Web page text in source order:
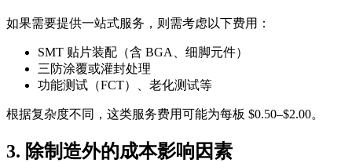
如果需要提供一站式服务，则需考虑以下费用：
SMT 贴片装配（含 BGA、细脚元件）
三防涂覆或灌封处理
功能测试（FCT）、老化测试等
根据复杂度不同，这类服务费用可能为每板 $0.50–$2.00。
3. 除制造外的成本影响因素